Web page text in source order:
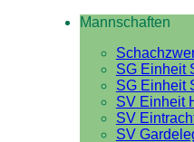
Mannschaften
SG Einheit
SG Einheit
SV Einheit
SV
SV